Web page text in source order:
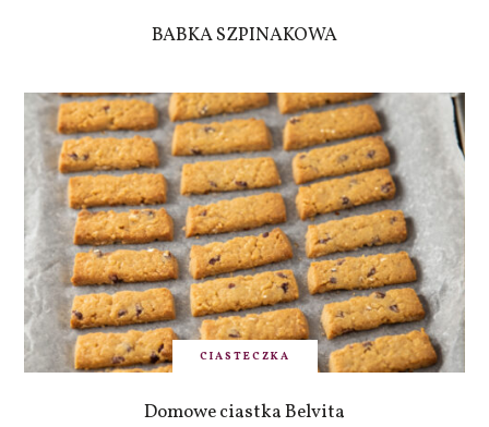
BABKA SZPINAKOWA
CIASTECZKA
Domowe ciastka Belvita